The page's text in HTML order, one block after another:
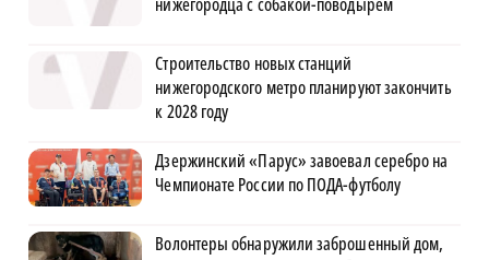
Строительство новых станций
нижегородского метро планируют закончить
к 2028 году
Дзержинский «Парус» завоевал серебро на
Чемпионате России по ПОДА-футболу
Волонтеры обнаружили заброшенный дом,